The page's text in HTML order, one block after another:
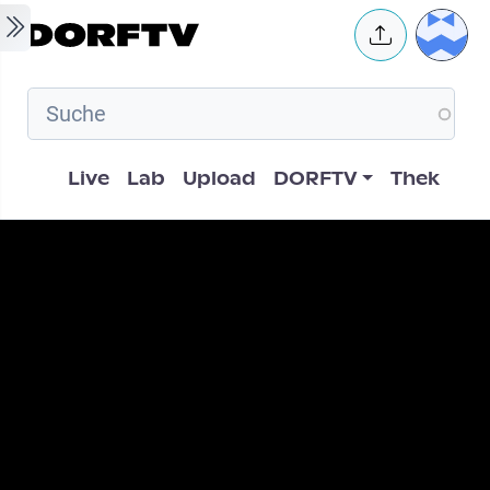
Skip to main content User
Hauptnavigation
Live Lab Upload DORFTV Thek